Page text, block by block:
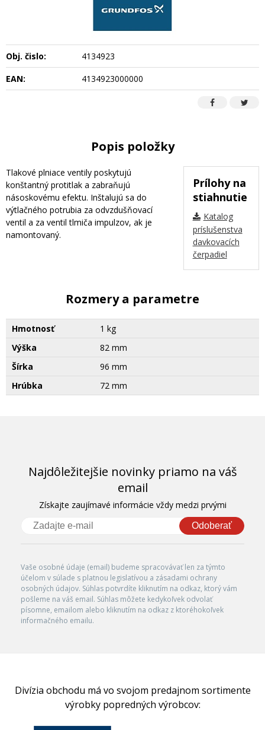
Obj. čislo:
4134923
EAN:
4134923000000
Popis položky
Prílohy na
stiahnutie
Katalog
príslušenstva
davkovacích
čerpadiel
Tlakové plniace ventily poskytujú
konštantný protitlak a zabraňujú
násoskovému efektu. Inštalujú sa do
výtlačného potrubia za odvzdušňovací
ventil a za ventil tlmiča impulzov, ak je
namontovaný.
Rozmery a parametre
Hmotnosť
1 kg
Výška
82 mm
Šírka
96 mm
Hrúbka
72 mm
Najdôležitejšie novinky priamo na váš
email
Získajte zaujímavé informácie vždy medzi prvými
Odoberať
Vaše osobné údaje (email) budeme spracovávať len za týmto
účelom v súlade s platnou legislatívou a zásadami ochrany
osobných údajov. Súhlas potvrdíte kliknutím na odkaz, ktorý vám
pošleme na váš email. Súhlas môžete kedykoľvek odvolať
písomne, emailom alebo kliknutím na odkaz z ktoréhokoľvek
informačného emailu.
Divízia obchodu má vo svojom predajnom sortimente
výrobky popredných výrobcov: